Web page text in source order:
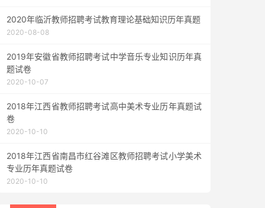
2020年临沂教师招聘考试教育理论基础知识历年真题
2020-08-08
2019年安徽省教师招聘考试中学音乐专业知识历年真
题试卷
2020-10-07
2018年江西省教师招聘考试高中美术专业历年真题试
卷
2020-10-10
2018年江西省南昌市红谷滩区教师招聘考试小学美术
专业历年真题试卷
2020-10-10